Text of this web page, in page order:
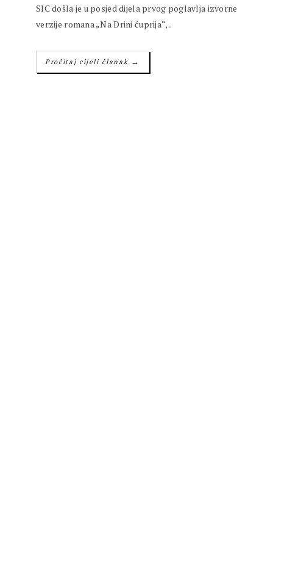
SIC došla je u posjed dijela prvog poglavlja izvorne
verzije romana „Na Drini ćuprija“,..
Pročitaj cijeli članak →